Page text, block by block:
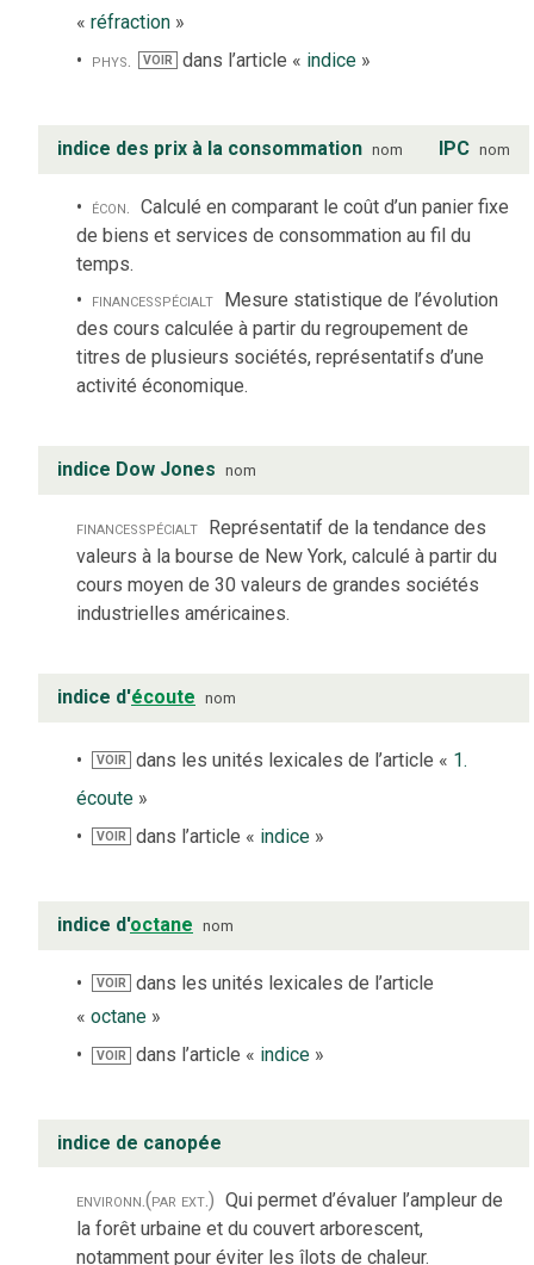
« réfraction »
phys.
VOIR dans l’article « indice»
indice des prix à la consommation nom IPC nom
écon.
Calculé en comparant le coût d’un panier fixe
de biens et services de consommation au fil du
temps.
financesspécialt Mesure statistique de l’évolution
des cours calculée à partir du regroupement de
titres de plusieurs sociétés, représentatifs d’une
activité économique.
indice Dow Jones nom
financesspécialt Représentatif de la tendance des
valeurs à la bourse de New York, calculé à partir du
cours moyen de 30 valeurs de grandes sociétés
industrielles américaines.
indice d'écoute nom
VOIR dans les unités lexicales de l’article « 1.
écoute »
VOIR dans l’article « indice »
indice d'octane nom
VOIR
dans les unités lexicales de l’article
« octane »
VOIR dans l’article « indice »
indice de canopée
environn.(par ext.) Qui permet d’évaluer l’ampleur de
la forêt urbaine et du couvert arborescent,
notamment pour éviter les îlots de chaleur.